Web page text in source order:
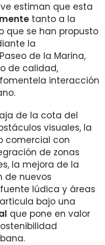
estiman que esta
tanto a la
que se han propusto
la
de la Marina,
de calidad,
interacción
de la cota del
visuales, la
comercial con
de zonas
la mejora de la
de nuevos
lúdica y áreas
bajo una
que pone en valor